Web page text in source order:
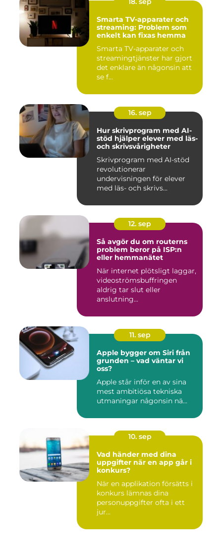
Smarta TV-apparater och
streaming: Problem som
enkelt kan fixas hemma
Smarta TV-apparater och
streamingtjänster har gjort
det enklare än någonsin att
se f...
16. sep
Hur skrivprogram med AI-
stöd hjälper elever med läs-
och skrivsvårigheter
Skrivprogram med AI-stöd
revolutionerar
undervisningen för elever
med läs- och skrivs...
12. sep
Så avgör du om routerns
problem beror på ISP:n
eller hemmanätet
När internet plötsligt laggar,
videoströmsbuffringen
aldrig tar slut eller
anslutning...
11. sep
Apple bygger om Siri från
grunden – vad väntar vi
oss?
Apple står inför en av sina
mest ambitiösa tekniska
utmaningar någonsin nä...
10. sep
Vad händer med dina
uppgifter när en app går i
konkurs?
När en applikation försätts i
konkurs lämnas dina
personuppgifter ofta i ett
jur...